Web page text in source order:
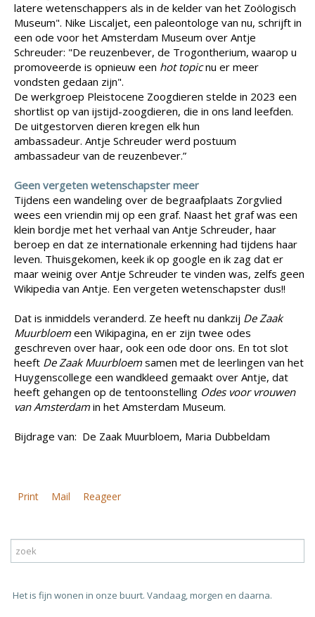
latere wetenschappers als in de kelder van het Zoölogisch
Museum". Nike Liscaljet, een paleontologe van nu, schrijft in
een ode voor het Amsterdam Museum over Antje
Schreuder: "De reuzenbever, de Trogontherium, waarop u
promoveerde is opnieuw een hot topicnu er meer
vondsten gedaan zijn".
De werkgroep Pleistocene Zoogdieren stelde in 2023 een
shortlist op van ijstijd-zoogdieren, die in ons land leefden.
De uitgestorven dieren kregen elk hun
ambassadeur. Antje Schreuder werd postuum
ambassadeur van de reuzenbever.”
Geen vergeten wetenschapster meer
Tijdens een wandeling over de begraafplaats Zorgvlied
wees een vriendin mij op een graf. Naast het graf was een
klein bordje met het verhaal van Antje Schreuder, haar
beroep en dat ze internationale erkenning had tijdens haar
leven. Thuisgekomen, keek ik op google en ik zag dat er
maar weinig over Antje Schreuder te vinden was, zelfs geen
Wikipedia van Antje. Een vergeten wetenschapster dus!!
Dat is inmiddels veranderd. Ze heeft nu dankzij De Zaak
Muurbloemeen Wikipagina, en er zijn twee odes
geschreven over haar, ook een ode door ons. En tot slot
heeft De Zaak Muurbloemsamen met de leerlingen van het
Huygenscollege een wandkleed gemaakt over Antje, dat
heeft gehangen op de tentoonstelling Odes voor vrouwen
van Amsterdamin het Amsterdam Museum.
Bijdrage van: De Zaak Muurbloem, Maria Dubbeldam
Print Mail Reageer
Het is fijn wonen in onze buurt. Vandaag, morgen en daarna.